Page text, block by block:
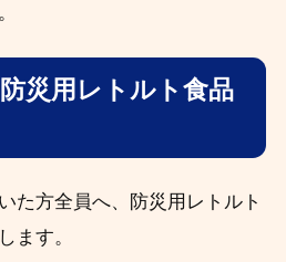
災用レトルト食品
た方全員へ、防災用レトルト
ます。